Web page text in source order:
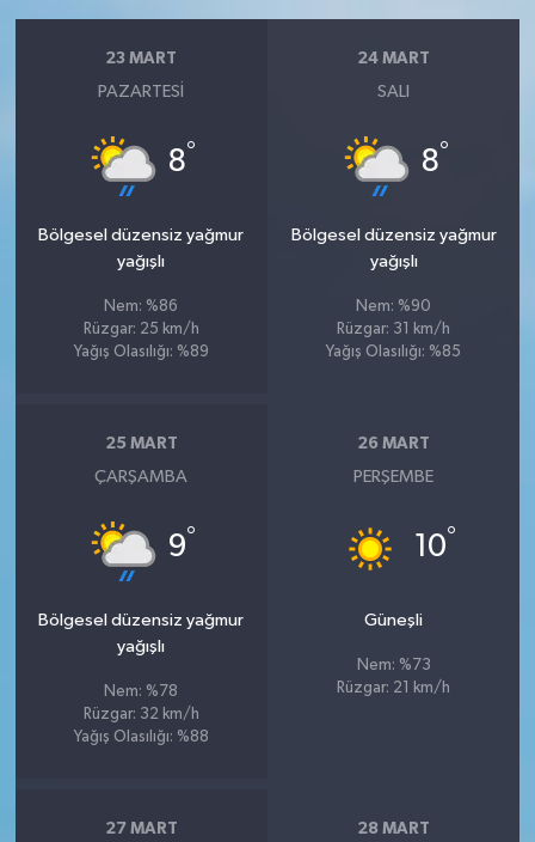
23 MART
PAZARTESI
8°
Bölgesel düzensiz yağmur
yağışlı
Nem: %86
Rüzgar: 25 km/h
Yağış Olasılığı: %89
24 MART
SALI
8°
Bölgesel düzensiz yağmur
yağışlı
Nem: %90
Rüzgar: 31 km/h
Yağış Olasılığı: %85
25 MART
ÇARŞAMBA
9°
Bölgesel düzensiz yağmur
yağışlı
Nem: %78
Rüzgar: 32 km/h
Yağış Olasılığı: %88
26 MART
PERŞEMBE
10°
Güneşli
Nem: %73
Rüzgar: 21 km/h
27 MART 28 MART